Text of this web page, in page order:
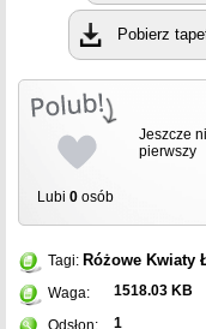
Pobierz
Lubi 0 osób
Jeszcze
pierwszy
Tagi: Różowe Kwiaty
Waga: 1518.03 KB
1